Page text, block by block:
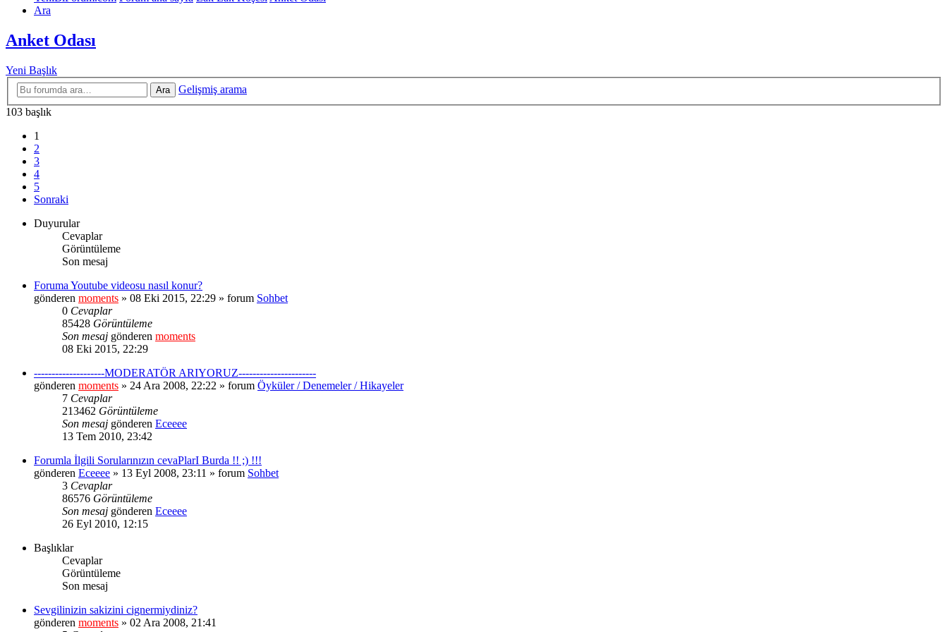
Ara
Anket Odası
Yeni Başlık
Ara
Gelişmiş arama
103 başlık
1
2
3
4
5
Sonraki
Duyurular
Cevaplar
Görüntüleme
Son mesaj
Foruma Youtube videosu nasıl konur?
gönderen moments » 08 Eki 2015, 22:29 » forum Sohbet
0 Cevaplar
85428 Görüntüleme
Son mesaj gönderen moments
08 Eki 2015, 22:29
--------------------MODERATÖR ARIYORUZ----------------------
gönderen moments » 24 Ara 2008, 22:22 » forum Öyküler / Denemeler / Hikayeler
7 Cevaplar
213462 Görüntüleme
Son mesaj gönderen Eceeee
13 Tem 2010, 23:42
Forumla İlgili Sorularınızın cevaPlarI Burda !! ;) !!!
gönderen Eceeee » 13 Eyl 2008, 23:11 » forum Sohbet
3 Cevaplar
86576 Görüntüleme
Son mesaj gönderen Eceeee
26 Eyl 2010, 12:15
Başlıklar
Cevaplar
Görüntüleme
Son mesaj
Sevgilinizin sakizini cignermiydiniz?
gönderen moments » 02 Ara 2008, 21:41